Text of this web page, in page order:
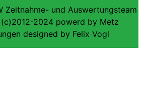
Zeitnahme- und Auswertungsteam
2024 powerd by Metz
designed by Felix Vogl